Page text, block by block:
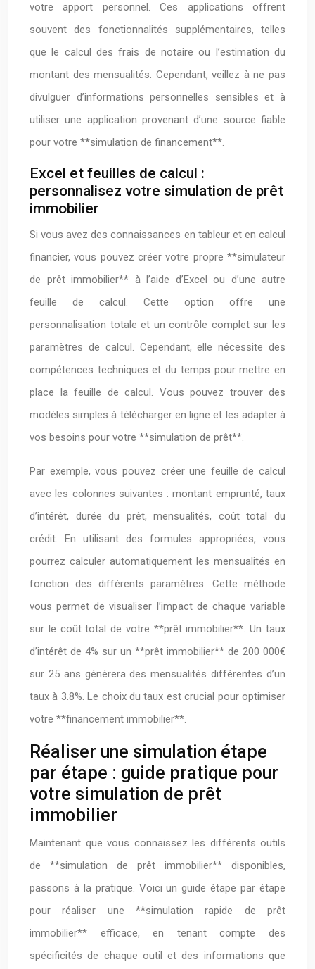
votre apport personnel. Ces applications offrent
souvent des fonctionnalités supplémentaires, telles
que le calcul des frais de notaire ou l’estimation du
montant des mensualités. Cependant, veillez à ne pas
divulguer d’informations personnelles sensibles et à
utiliser une application provenant d’une source fiable
pour votre **simulation de financement**.
Excel et feuilles de calcul :
personnalisez votre simulation de prêt
immobilier
Si vous avez des connaissances en tableur et en calcul
financier, vous pouvez créer votre propre **simulateur
de prêt immobilier** à l’aide d’Excel ou d’une autre
feuille de calcul. Cette option offre une
personnalisation totale et un contrôle complet sur les
paramètres de calcul. Cependant, elle nécessite des
compétences techniques et du temps pour mettre en
place la feuille de calcul. Vous pouvez trouver des
modèles simples à télécharger en ligne et les adapter à
vos besoins pour votre **simulation de prêt**.
Par exemple, vous pouvez créer une feuille de calcul
avec les colonnes suivantes : montant emprunté, taux
d’intérêt, durée du prêt, mensualités, coût total du
crédit. En utilisant des formules appropriées, vous
pourrez calculer automatiquement les mensualités en
fonction des différents paramètres. Cette méthode
vous permet de visualiser l’impact de chaque variable
sur le coût total de votre **prêt immobilier**. Un taux
d’intérêt de 4% sur un **prêt immobilier** de 200 000€
sur 25 ans générera des mensualités différentes d’un
taux à 3.8%. Le choix du taux est crucial pour optimiser
votre **financement immobilier**.
Réaliser une simulation étape
par étape : guide pratique pour
votre simulation de prêt
immobilier
Maintenant que vous connaissez les différents outils
de **simulation de prêt immobilier** disponibles,
passons à la pratique. Voici un guide étape par étape
pour réaliser une **simulation rapide de prêt
immobilier** efficace, en tenant compte des
spécificités de chaque outil et des informations que